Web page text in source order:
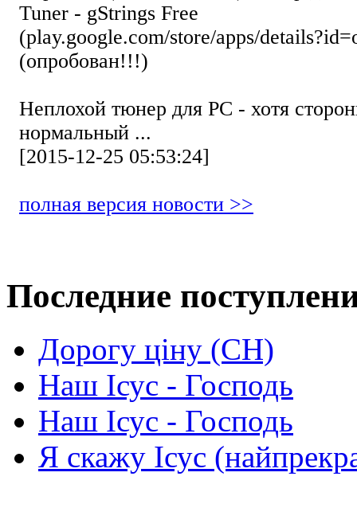
Tuner - gStrings Free
(play.google.com/store/apps/
(опробован!!!)
Неплохой тюнер для РС - хотя
нормальный ...
[2015-12-25 05:53:24]
полная версия новости >>
Последние
Дорогу ціну (СН)
Наш Ісус - Господь
Наш Ісус - Господь
Я скажу Ісус